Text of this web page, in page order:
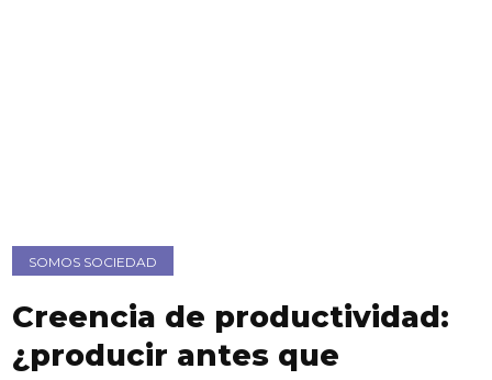
SOMOS SOCIEDAD
Creencia de productividad:
¿producir antes que